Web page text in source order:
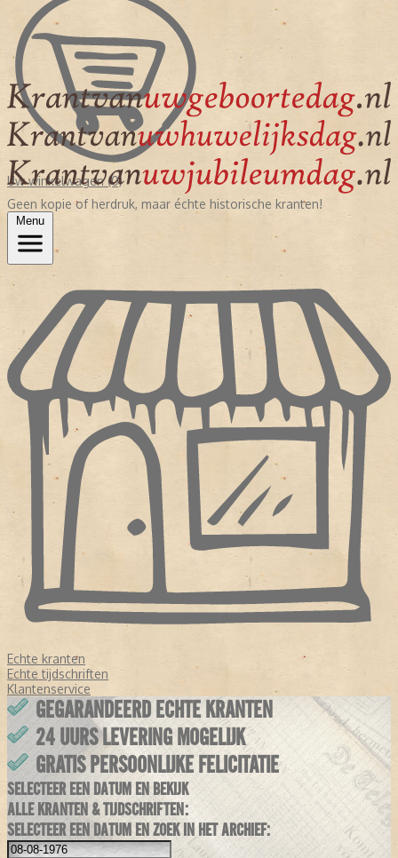
Uw winkelwagen (0)
Geen kopie of herdruk, maar échte historische kranten!
Menu
Echte kranten
Echte tijdschriften
Klantenservice
GEGARANDEERD ECHTE KRANTEN
24 UURS LEVERING MOGELIJK
GRATIS PERSOONLIJKE FELICITATIE
SELECTEER EEN DATUM EN BEKIJK
ALLE KRANTEN & TIJDSCHRIFTEN:
SELECTEER EEN DATUM EN ZOEK IN HET ARCHIEF: